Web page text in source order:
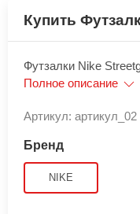
Купить
Футзалки Nike
Полное описание
Артикул: артикул_02
Бренд
NIKE